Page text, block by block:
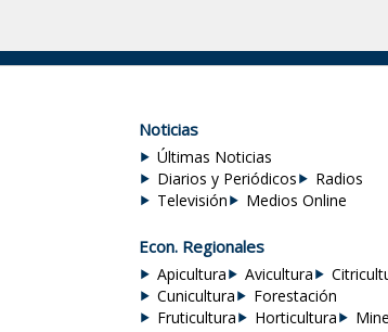
Noticias
Últimas Noticias
Diarios y Periódicos
Radios
Televisión
Medios Online
Econ. Regionales
Apicultura Avicultura
Cunicultura
Forestación
Fruticultura
Horticultura